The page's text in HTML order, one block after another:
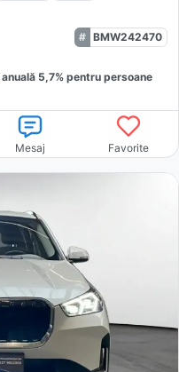
BMW242470
anuală 5,7% pentru persoane
Mesaj Favorite